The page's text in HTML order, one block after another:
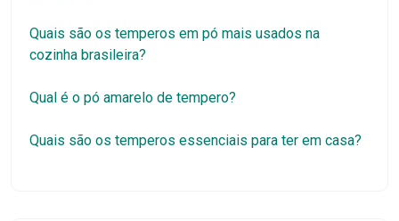
Quais são os temperos em pó mais usados na
cozinha brasileira?
Qual é o pó amarelo de tempero?
Quais são os temperos essenciais para ter em casa?